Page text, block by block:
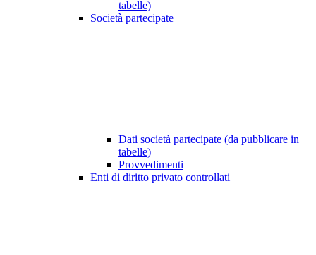
tabelle)
Società partecipate
Dati società partecipate (da pubblicare in
tabelle)
Provvedimenti
Enti di diritto privato controllati